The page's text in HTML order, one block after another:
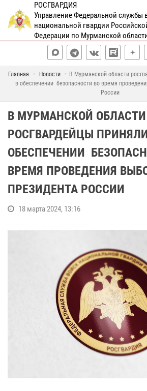
РОСГВАРДИЯ
Управление Федеральной службы
национальной гвардии
Федерации по Мурманской
Главная Новости
В Мурманской области
в обеспечении безопасности во время
России
В МУРМАНСКОЙ ОБЛАСТИ
РОСГВАРДЕЙЦЫ
ОБЕСПЕЧЕНИИ
ВРЕМЯ ПРОВЕДЕНИЯ
ПРЕЗИДЕНТА РОССИИ
18 марта 2024, 13:16